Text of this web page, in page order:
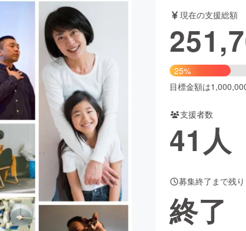
舞台・パフォーマンス
ス開発 フード・飲食店
版
ビューティー・ヘルスケア
for Social GoodCAMPFIRE Creation
ふるさと納税machi-yaコミュニティ
現在の支援総額
25%
目標金額は
支援者数
41 人
募集終了まで残り
終了